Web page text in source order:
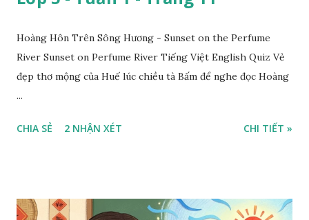
Hoàng Hôn Trên Sông Hương - Sunset on the Perfume
River Sunset on Perfume River Tiếng Việt English Quiz Vẻ
đẹp thơ mộng của Huế lúc chiều tà Bấm để nghe đọc Hoàng
...
CHIA SẺ 2 NHẬN XÉT CHI TIẾT »